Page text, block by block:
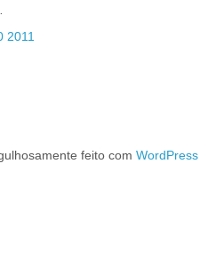
2011
feito com WordPress